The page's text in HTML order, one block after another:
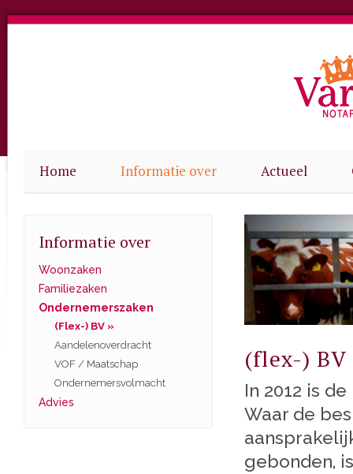
Home Informatie over Actueel
Informatie over
Woonzaken
Familiezaken
Ondernemerszaken
(Flex-) BV »
Aandelenoverdracht
VOF / Maatschap
Ondernemersvolmacht
Advies
(flex-) BV
In 2012 is
Waar de
gebonden,